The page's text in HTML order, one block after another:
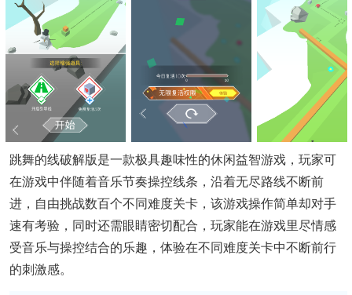
跳舞的线破解版是一款极具趣味性的休闲益智游戏，玩家可
在游戏中伴随着音乐节奏操控线条，沿着无尽路线不断前
进，自由挑战数百个不同难度关卡，该游戏操作简单却对手
速有考验，同时还需眼睛密切配合，玩家能在游戏里尽情感
受音乐与操控结合的乐趣，体验在不同难度关卡中不断前行
的刺激感。